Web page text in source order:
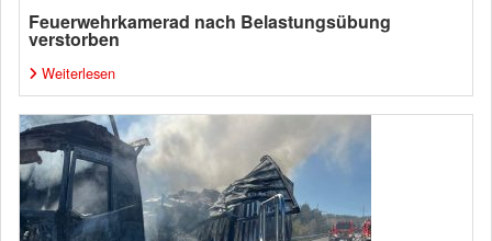
Feuerwehrkamerad nach Belastungsübung
verstorben
Weiterlesen